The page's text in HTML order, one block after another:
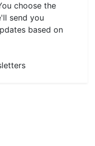
choose the
send you
based on